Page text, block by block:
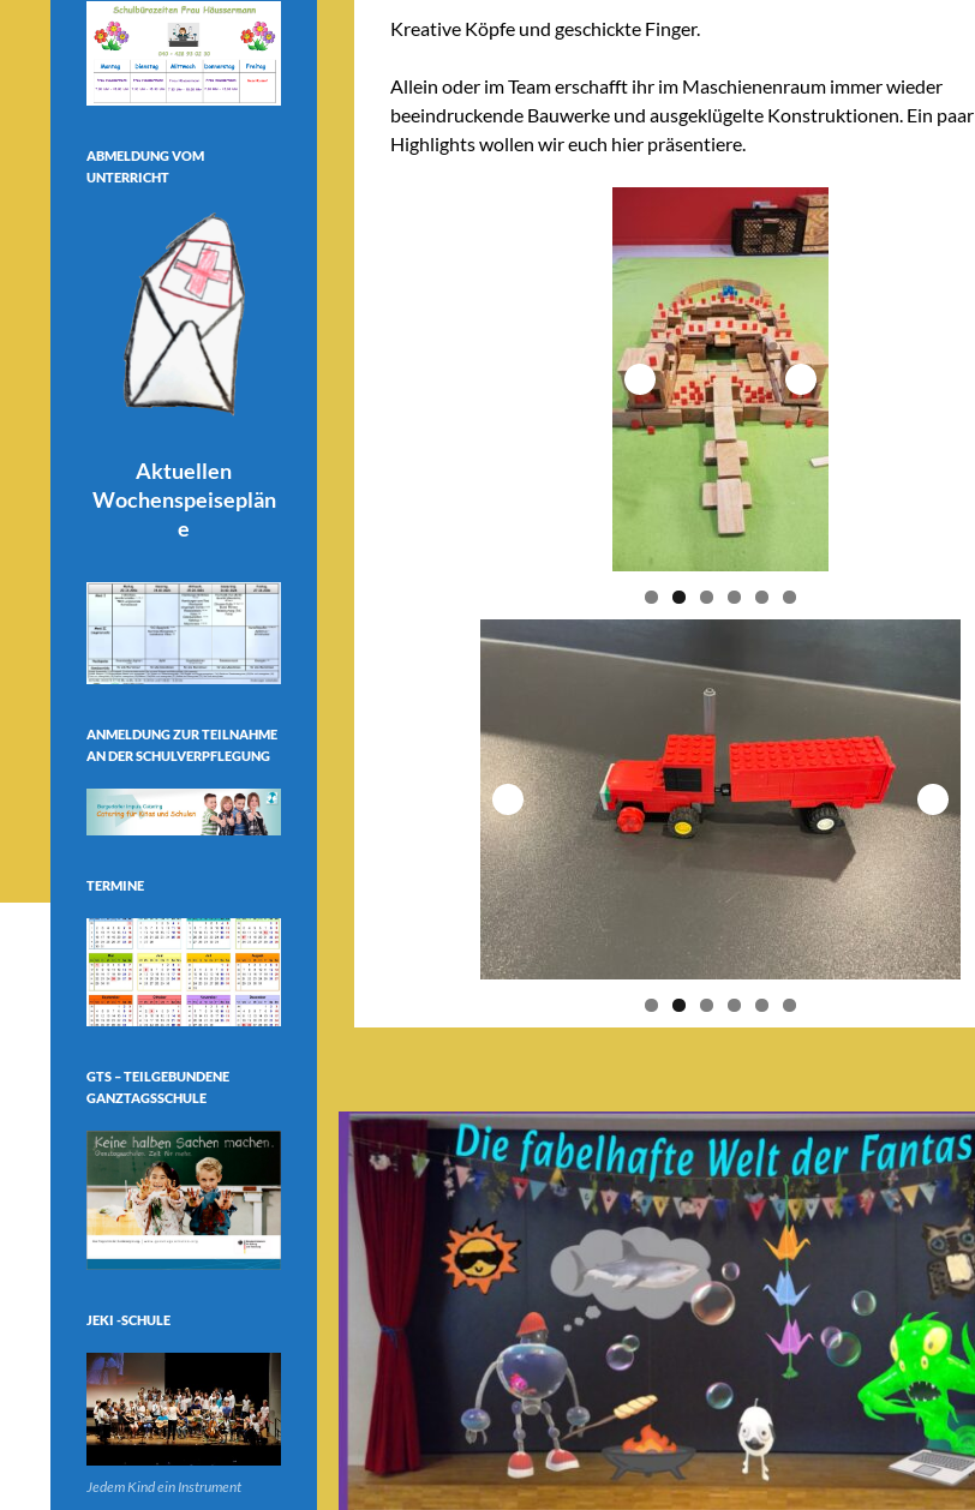
Kreative Köpfe und geschickte Finger.
Allein oder im Team erschafft ihr im Maschienenraum immer wieder
beeindruckende Bauwerke und ausgeklügelte Konstruktionen. Ein paar
Highlights wollen wir euch hier präsentiere.
ABMELDUNG VOM
UNTERRICHT
Aktuellen
Wochenspeiseplän
e
ANMELDUNG ZUR TEILNAHME
AN DER SCHULVERPFLEGUNG
TERMINE
GTS – TEILGEBUNDENE
GANZTAGSSCHULE
JEKI -SCHULE
Jedem Kind ein Instrument